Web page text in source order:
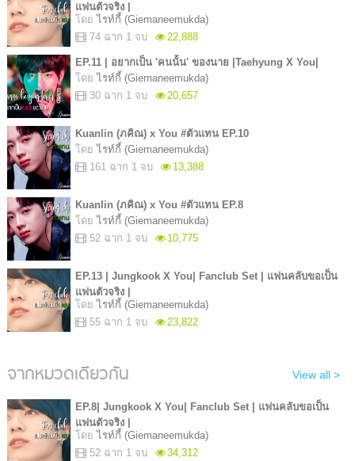
แฟนตัวจริง |
โดย ไรท์กี้ (Giemaneemukda)
74 ฉาก 1 จบ
22,888
EP.11 | อยากเป็น 'คนนั้น' ของนาย |Taehyung X You|
โดย ไรท์กี้ (Giemaneemukda)
30 ฉาก 1 จบ
20,657
Kuanlin (ภคิณ) x You #ตัวแทน EP.10
โดย ไรท์กี้ (Giemaneemukda)
161 ฉาก 1 จบ
13,388
Kuanlin (ภคิณ) x You #ตัวแทน EP.8
โดย ไรท์กี้ (Giemaneemukda)
52 ฉาก 1 จบ
10,775
EP.13 | Jungkook X You| Fanclub Set | แฟนคลับขอเป็น
แฟนตัวจริง |
โดย ไรท์กี้ (Giemaneemukda)
55 ฉาก 1 จบ
23,822
จากหมวดเดียวกัน View all >
EP.8| Jungkook X You| Fanclub Set | แฟนคลับขอเป็น
แฟนตัวจริง |
โดย ไรท์กี้ (Giemaneemukda)
52 ฉาก 1 จบ
34,312